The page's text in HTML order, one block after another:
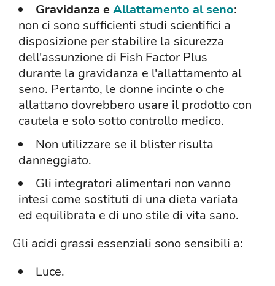
Gravidanza eAllattamento al seno:
non ci sono sufficienti studi scientifici a
disposizione per stabilire la sicurezza
dell'assunzione di Fish Factor Plus
durante la gravidanza e l'allattamento al
seno. Pertanto, le donne incinte o che
allattano dovrebbero usare il prodotto con
cautela e solo sotto controllo medico.
Non utilizzare se il blister risulta
danneggiato.
Gli integratori alimentari non vanno
intesi come sostituti di una dieta variata
ed equilibrata e di uno stile di vita sano.
Gli acidi grassi essenziali sono sensibili a:
Luce.